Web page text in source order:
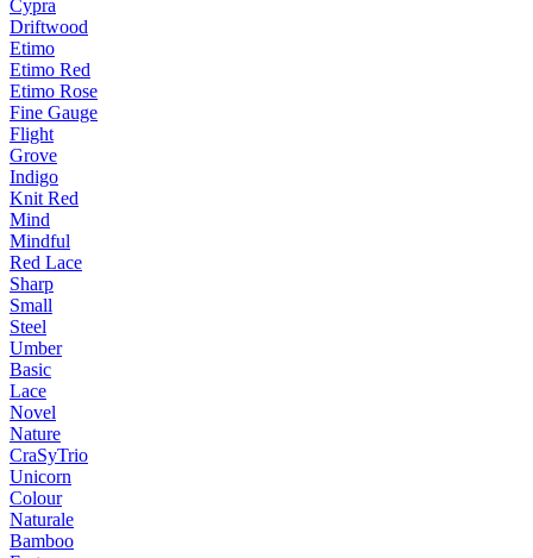
Cypra
Driftwood
Etimo
Etimo Red
Etimo Rose
Fine Gauge
Flight
Grove
Indigo
Knit Red
Mind
Mindful
Red Lace
Sharp
Small
Steel
Umber
Basic
Lace
Novel
Nature
CraSyTrio
Unicorn
Colour
Naturale
Bamboo